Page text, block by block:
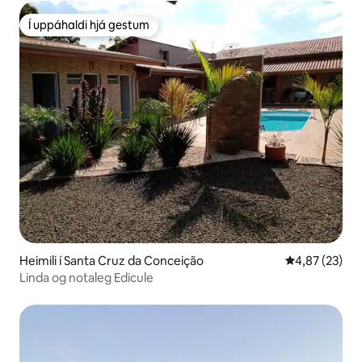
Í uppáhaldi hjá gestum
Í uppáhaldi hjá gestum
Heimili í Santa Cruz da Conceição 4,87 af 5 í
4,87 (23)
Linda og notaleg Edicule